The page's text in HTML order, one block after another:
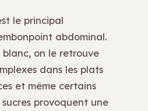
le principal
abdominal.
on le retrouve
dans les plats
et même certains
sucres provoquent une